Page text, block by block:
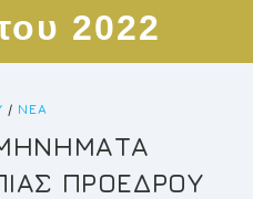
2022
/ ΝΈΑ
ΠΡΟΕΔΡΟΥ